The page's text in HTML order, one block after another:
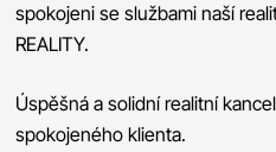
spokojeni se službami naší
REALITY.
Úspěšná a solidní realitní
spokojeného klienta.